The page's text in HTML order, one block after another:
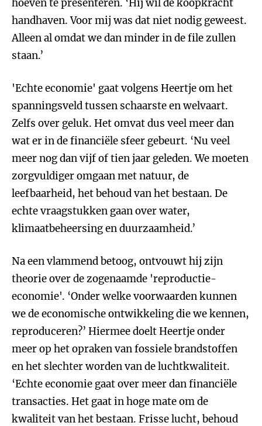
hoeven te presenteren. ‘Hij wil de koopkracht
handhaven. Voor mij was dat niet nodig geweest.
Alleen al omdat we dan minder in de file zullen
staan.’
'Echte economie' gaat volgens Heertje om het
spanningsveld tussen schaarste en welvaart.
Zelfs over geluk. Het omvat dus veel meer dan
wat er in de financiële sfeer gebeurt. ‘Nu veel
meer nog dan vijf of tien jaar geleden. We moeten
zorgvuldiger omgaan met natuur, de
leefbaarheid, het behoud van het bestaan. De
echte vraagstukken gaan over water,
klimaatbeheersing en duurzaamheid.’
Na een vlammend betoog, ontvouwt hij zijn
theorie over de zogenaamde 'reproductie-
economie'. ‘Onder welke voorwaarden kunnen
we de economische ontwikkeling die we kennen,
reproduceren?’ Hiermee doelt Heertje onder
meer op het opraken van fossiele brandstoffen
en het slechter worden van de luchtkwaliteit.
‘Echte economie gaat over meer dan financiële
transacties. Het gaat in hoge mate om de
kwaliteit van het bestaan. Frisse lucht, behoud